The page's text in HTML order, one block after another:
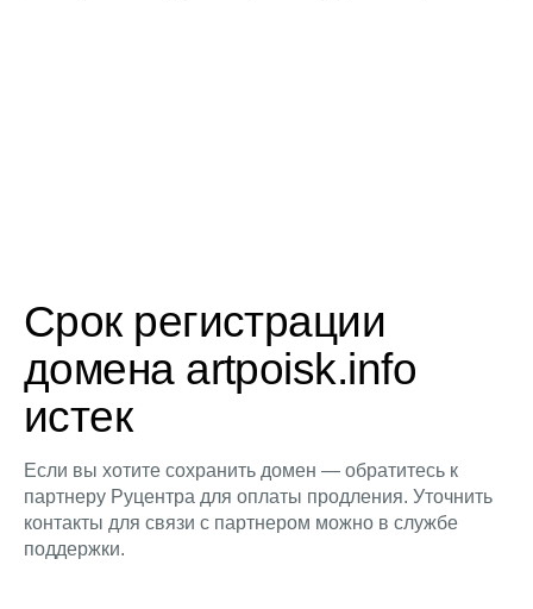
Срок регистрации
домена artpoisk.info
истек
Если вы хотите сохранить домен — обратитесь к
партнеру Руцентра для оплаты продления. Уточнить
контакты для связи с партнером можно в службе
поддержки.